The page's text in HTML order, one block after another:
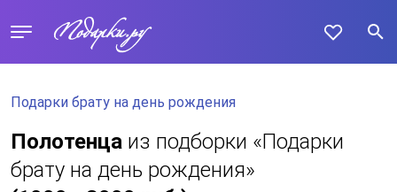
Подарки брату на день рождения
Полотенца из подборки «Подарки
брату на день рождения»